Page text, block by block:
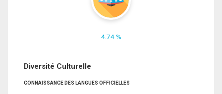
4.74 %
Diversité Culturelle
CONNAISSANCE DES LANGUES OFFICIELLES